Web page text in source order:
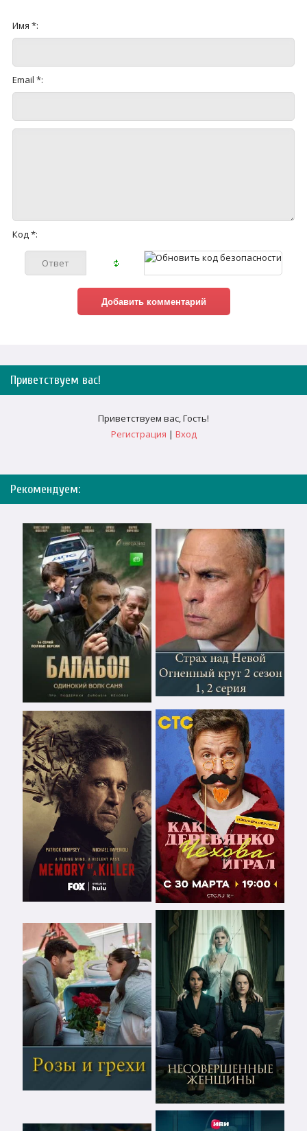
Имя *:
Email *:
Код *:
Приветствуем вас!
Приветствуем вас,Гость!
Регистрация | Вход
Рекомендуем: